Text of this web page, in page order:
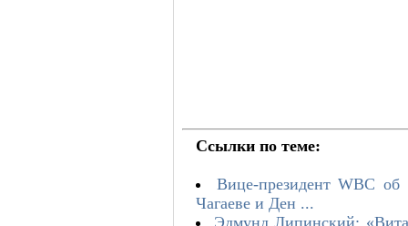
Ссылки по теме:
Вице-президент WBC
Чагаеве и Ден ...
Эдмунд Липинский: